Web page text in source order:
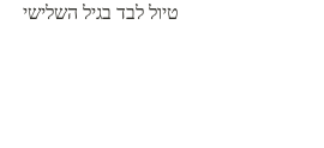
טיול לבד בגיל השלישי